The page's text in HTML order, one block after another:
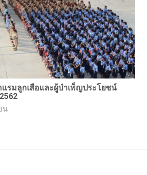
รมลูกเสือและผู้บำเพ็ญประโยชน์
น